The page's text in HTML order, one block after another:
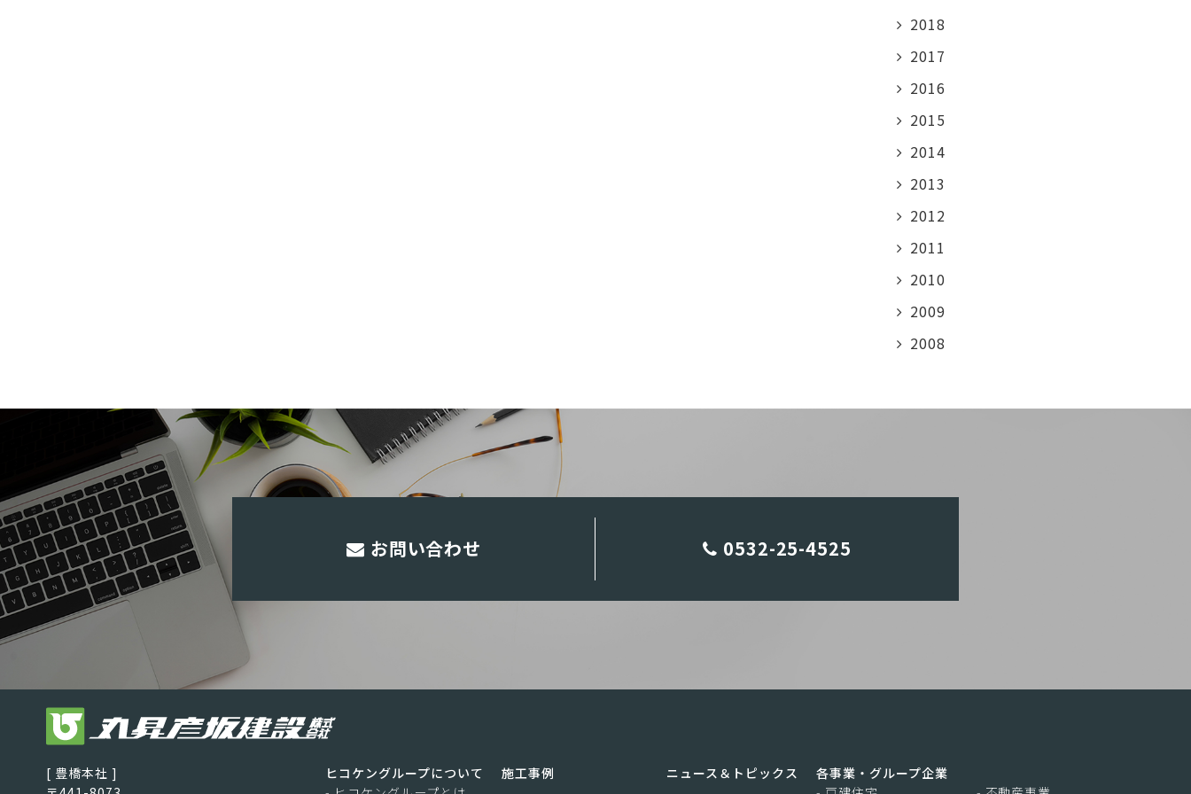
2018
2017
2016
2015
2014
2013
2012
2011
2010
2009
2008
お問い合わせ 0532-25-4525
[ 豊橋本社 ]
ヒコケングループについて
施工事例
ニュース＆トピックス
各事業・グループ企業